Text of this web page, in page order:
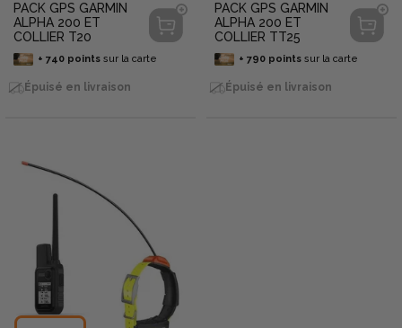
PACK GPS GARMIN
ALPHA 200 ET
COLLIER T20
+ 740pointssur la carte
Épuisé en livraison
PACK GPS GARMIN
ALPHA 200 ET
COLLIER TT25
+ 790pointssur la carte
Épuisé en livraison